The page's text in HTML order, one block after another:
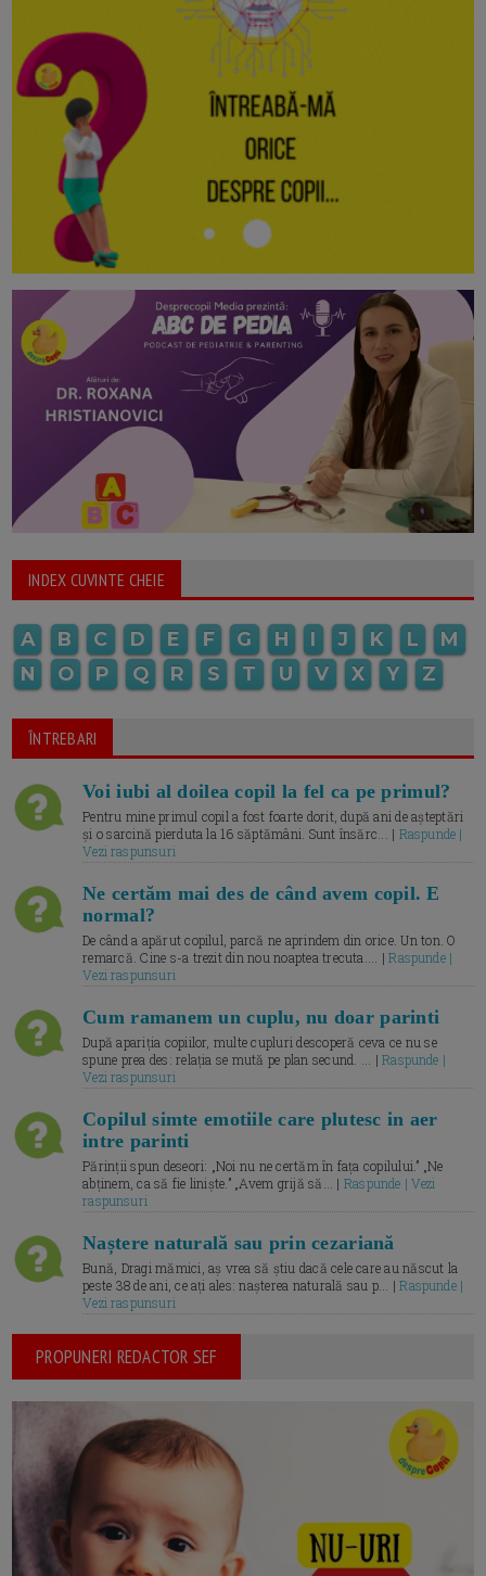
INDEX CUVINTE CHEIE
A B C D E F G H I J K L
M
N
O P Q R S T U V X Y Z
ÎNTREBARI
Voi iubi al doilea copil la fel ca pe primul?
Pentru mine primul copil a fost foarte dorit, după ani de așteptări
și o sarcină pierduta la 16 săptămâni. Sunt însărc... | Raspunde |
Vezi raspunsuri
Ne certăm mai des de când avem copil. E
normal?
De când a apărut copilul, parcă ne aprindem din orice. Un ton. O
remarcă. Cine s-a trezit din nou noaptea trecuta.... |Raspunde |
Vezi raspunsuri
Cum ramanem un cuplu, nu doar parinti
După apariția copiilor, multe cupluri descoperă ceva ce nu se
spune prea des: relația se mută pe plan secund. ... |Raspunde |
Vezi raspunsuri
Copilul simte emotiile care plutesc in aer
intre parinti
Părinții spun deseori: „Noi nu ne certăm în fața copilului.” „Ne
abținem, ca să fie liniște.” „Avem grijă să... | Raspunde | Vezi
raspunsuri
Naștere naturală sau prin cezariană
Bună, Dragi mămici, aș vrea să știu dacă cele care au născut la
peste 38 de ani, ce ați ales: nașterea naturală sau p... |Raspunde |
Vezi raspunsuri
PROPUNERI REDACTOR SEF